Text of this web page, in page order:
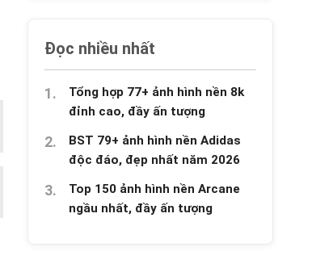
Đọc nhiều nhất
Tổng hợp 77+ ảnh hình nền 8k
đỉnh cao, đầy ấn tượng
BST 79+ ảnh hình nền Adidas
độc đáo, đẹp nhất năm 2026
Top 150 ảnh hình nền Arcane
ngầu nhất, đầy ấn tượng